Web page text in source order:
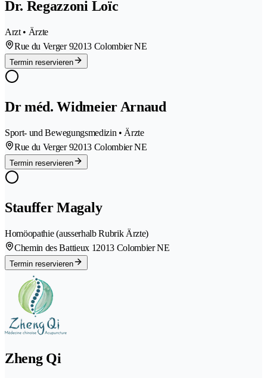
Dr. Regazzoni Loïc
Arzt • Ärzte
Rue du Verger 92013 Colombier NE
Termin reservieren
Dr méd. Widmeier Arnaud
Sport- und Bewegungsmedizin • Ärzte
Rue du Verger 92013 Colombier NE
Termin reservieren
Stauffer Magaly
Homöopathie (ausserhalb Rubrik Ärzte)
Chemin des Battieux 12013 Colombier NE
Termin reservieren
Zheng Qi